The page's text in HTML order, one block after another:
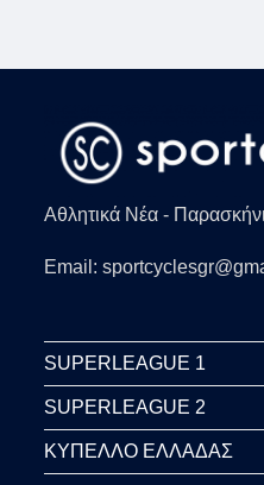
Αθλητικά Νέα -
Email:
SUPERLEAGUE 1
SUPERLEAGUE 2
ΚΥΠΕΛΛΟ ΕΛΛΑΔΑΣ